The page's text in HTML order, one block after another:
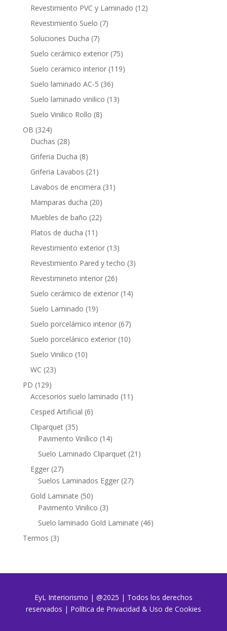
productos
Revestimiento PVC y Laminado 1212
Revestimiento Suelo 77
Soluciones Ducha 77
productos
Suelo cerámico exterior 7575
productos
Suelo ceramico interior 119119
Suelo laminado AC-5 3636
productos
Suelo laminado vinilico 1313
Suelo Vinilico Rollo 88
OB 324324
productos
Duchas 2828
productos
Griferia Ducha 88
productos
Griferia Lavabos 21 21
productos
Lavabos de encimera 31 31
Mamparas ducha 2020
productos
Muebles de baño 2222
Platos de ducha 11 11
productos
Revestimiento exterior 1313
productos
Revestimiento Pared y techo 33
Revestimineto interior 2626
productos
Suelo cerámico de exterior 1414
Suelo Laminado 1919
productos
Suelo porcelámico interior 6767
productos
Suelo porcelánico exterior 1010
Suelo Vinilico 1010
WC 2323
PD 129129
productos
Accesorios suelo laminado 11 11
Cesped Artificial 66
Cliparquet 3535
productos
Pavimento Vinílico 1414
productos
Suelo Laminado Cliparquet 21 21
Egger 2727
productos
Suelos Laminados Egger 2727
Gold Laminate 5050
productos
Pavimento Vinilico 33
productos
Suelo laminado Gold Laminate 4646
Termos 33
EyL Interiorismo | @2025 | Todos los derechos
reservados | Política de Privacidad & Uso de Cookies